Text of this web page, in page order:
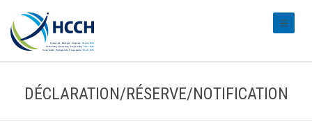
DÉCLARATION/RÉSERVE/NOTIFICATION